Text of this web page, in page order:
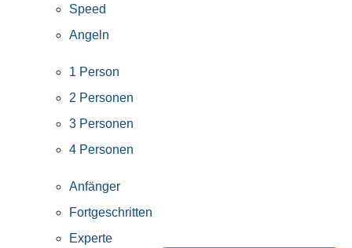
Speed
Angeln
1 Person
2 Personen
3 Personen
4 Personen
Anfänger
Fortgeschritten
Experte